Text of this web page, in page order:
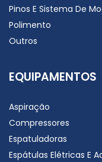
Pinos E Sistema De
Polimento
Outros
EQUIPAMENTOS
Aspiração
Compressores
Espatuladoras
Espátulas Elétricas E